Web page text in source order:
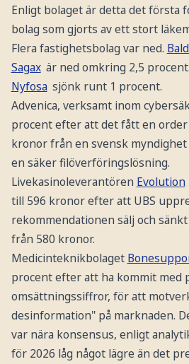
Enligt bolaget är detta det första
bolag som gjorts av ett stort
Flera fastighetsbolag var ned.
Sagax är ned omkring 2,5
Nyfosa sjönk runt 1 procent.
Advenica, verksamt inom
procent efter att det fått en
kronor från en svensk
en säker filöverföringslösning.
Livekasinoleverantören Evolution
till 596 kronor efter att UBS
rekommendationen sälj och
från 580 kronor.
Medicinteknikbolaget
procent efter att ha kommit med
omsättningssiffror, för att
desinformation" på marknaden.
var nära konsensus, enligt
för 2026 låg något lägre än det